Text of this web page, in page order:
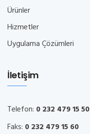
Ürünler
Hizmetler
Uygulama Çözümleri
İletişim
Telefon: 0 232 479 15 50
Faks: 0 232 479 15 60